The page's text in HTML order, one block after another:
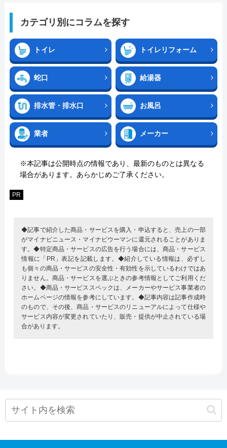
カテゴリ別にコラムを探す
トイレ トイレリフォーム
蛇口 給湯器
排水管・排水口 お風呂
業者 メーカー
※本記事は公開時点の情報であり、最新のものとは異なる
場合があります。あらかじめご了承ください。
PR
◆記事で紹介した商品・サービスを購入・申込すると、売上の一部
がマイナビニュース・マイナビウーマンに還元されることがありま
す。◆特定商品・サービスの広告を行う場合には、商品・サービス
情報に「PR」表記を記載します。◆紹介している情報は、必ずし
も個々の商品・サービスの安全性・有効性を示しているわけではあ
りません。商品・サービスを選ぶときの参考情報としてご利用くだ
さい。◆商品・サービススペックは、メーカーやサービス事業者の
ホームページの情報を参考にしています。◆記事内容は記事作成時
のもので、その後、商品・サービスのリニューアルによって仕様や
サービス内容が変更されていたり、販売・提供が中止されている場
合があります。